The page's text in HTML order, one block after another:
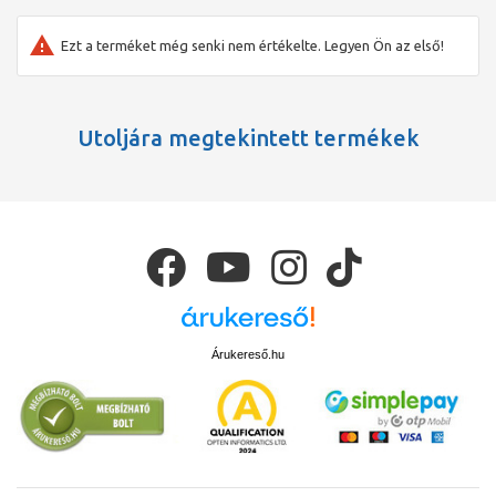
Bekötőcső kiegyenlítő gyűrűvel
Tömítőmandzsetta
Ezt a terméket még senki nem értékelte. Legyen Ön az első!
Utoljára megtekintett termékek
Árukereső.hu